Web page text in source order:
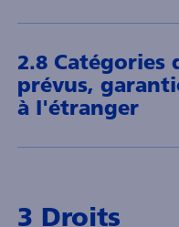
2.8 Catégories
prévus,
à l'étranger
3 Droits